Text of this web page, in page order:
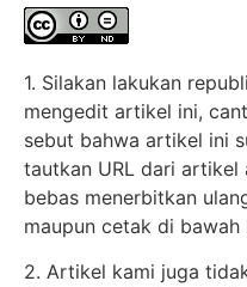
1. Silakan lakukan
mengedit artikel ini,
sebut bahwa artikel ini
tautkan URL dari artikel
bebas menerbitkan
maupun cetak di
2. Artikel kami juga